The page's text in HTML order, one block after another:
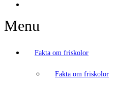
Menu
Fakta om friskolor
Fakta om friskolor